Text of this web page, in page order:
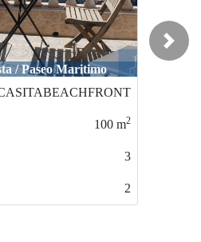
/ Paseo Maritimo
100 m2
3
2
Torrox-Costa / Paseo Maritimo
Next